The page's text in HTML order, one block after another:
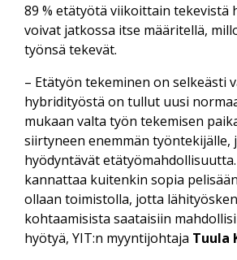
89 % etätyötä viikoittain tekevistä
voivat jatkossa itse määritellä,
työnsä tekevät.
– Etätyön tekeminen on selkeästi
hybridityöstä on tullut uusi
mukaan valta työn tekemisen
siirtyneen enemmän työntekijälle,
hyödyntävät
kannattaa kuitenkin sopia
ollaan toimistolla, jotta
kohtaamisista saataisiin
hyötyä, YIT:n myyntijohtaja Tuula